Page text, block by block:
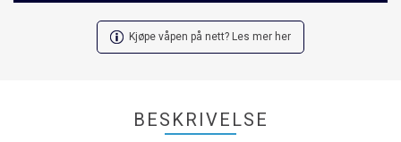
Kjøpe våpen på nett? Les mer her
BESKRIVELSE